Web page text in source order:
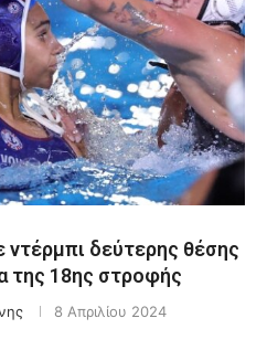
δεύτερης θέσης
της 18ης στροφής
8 Απριλίου 2024